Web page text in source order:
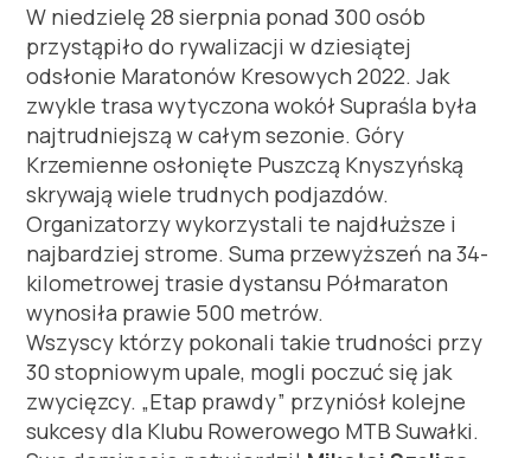
W niedzielę 28 sierpnia ponad 300 osób
przystąpiło do rywalizacji w dziesiątej
odsłonie Maratonów Kresowych 2022. Jak
zwykle trasa wytyczona wokół Supraśla była
najtrudniejszą w całym sezonie. Góry
Krzemienne osłonięte Puszczą Knyszyńską
skrywają wiele trudnych podjazdów.
Organizatorzy wykorzystali te najdłuższe i
najbardziej strome. Suma przewyższeń na 34-
kilometrowej trasie dystansu Półmaraton
wynosiła prawie 500 metrów.
Wszyscy którzy pokonali takie trudności przy
30 stopniowym upale, mogli poczuć się jak
zwycięzcy. „Etap prawdy” przyniósł kolejne
sukcesy dla Klubu Rowerowego MTB Suwałki.